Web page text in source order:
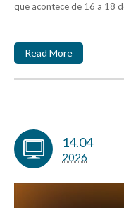
que acontece de 16 a 18
Read More
14.04
2026